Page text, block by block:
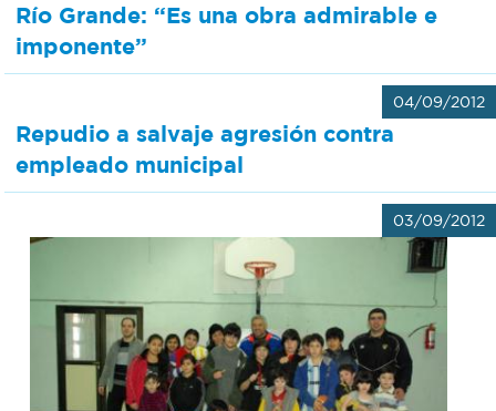
Río Grande: “Es una obra admirable e
imponente”
04/09/2012
Repudio a salvaje agresión contra
empleado municipal
03/09/2012